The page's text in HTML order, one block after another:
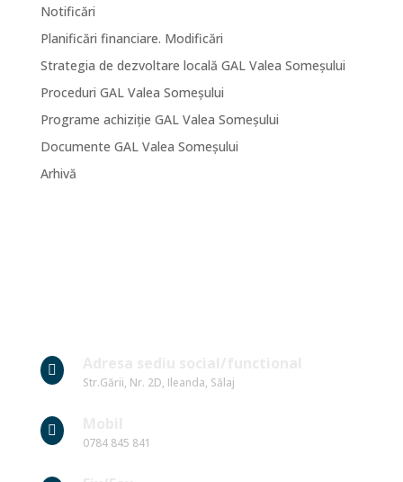
Notificări
Planificări financiare. Modificări
Strategia de dezvoltare locală GAL Valea Someșului
Proceduri GAL Valea Someșului
Programe achiziție GAL Valea Someșului
Documente GAL Valea Someșului
Arhivă

Str.Gării, Nr. 2D, Ileanda, Sălaj

0784 845 841